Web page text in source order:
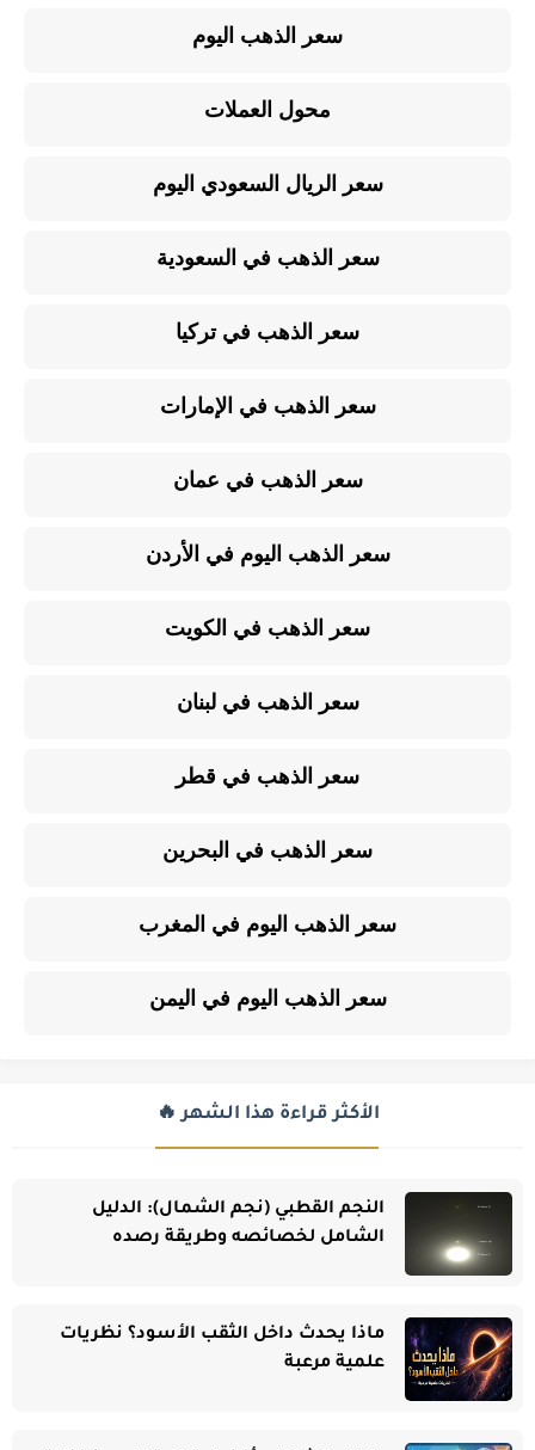
سعر الذهب اليوم
محول العملات
سعر الريال السعودي اليوم
سعر الذهب في السعودية
سعر الذهب في تركيا
سعر الذهب في الإمارات
سعر الذهب في عمان
سعر الذهب اليوم في الأردن
سعر الذهب في الكويت
سعر الذهب في لبنان
سعر الذهب في قطر
سعر الذهب في البحرين
سعر الذهب اليوم في المغرب
سعر الذهب اليوم في اليمن
الأكثر قراءة هذا الشهر 🔥
النجم القطبي (نجم الشمال): الدليل
الشامل لخصائصه وطريقة رصده
ماذا يحدث داخل الثقب الأسود؟ نظريات
علمية مرعبة